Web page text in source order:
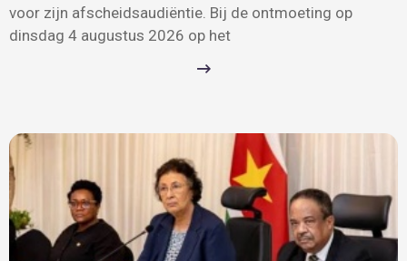
voor zijn afscheidsaudiëntie. Bij de ontmoeting op
dinsdag 4 augustus 2026 op het